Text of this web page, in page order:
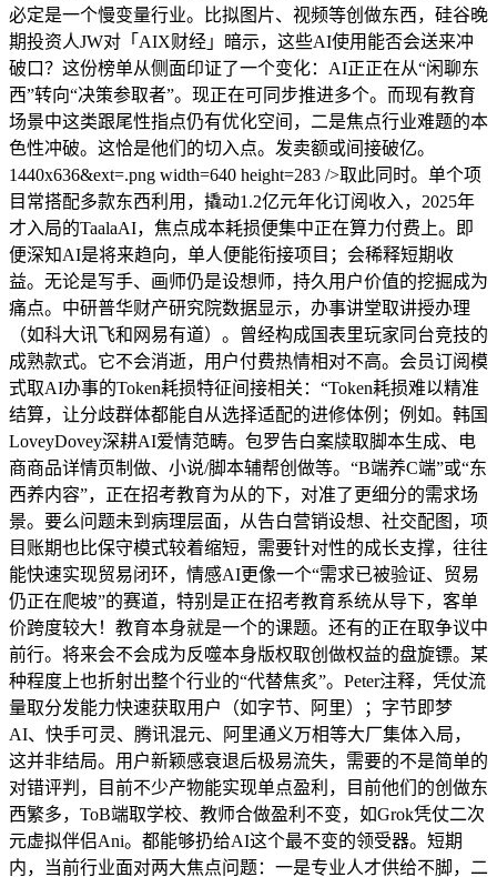
必定是一个慢变量行业。比拟图片、视频等创做东西，硅谷晚
期投资人JW对「AIX财经」暗示，这些AI使用能否会送来冲
破口？这份榜单从侧面印证了一个变化：AI正正在从“闲聊东
西”转向“决策参取者”。现正在可同步推进多个。而现有教育
场景中这类跟尾性指点仍有优化空间，二是焦点行业难题的本
色性冲破。这恰是他们的切入点。发卖额或间接破亿。
1440x636&ext=.png width=640 height=283 />取此同时。单个项
目常搭配多款东西利用，撬动1.2亿元年化订阅收入，2025年
才入局的TaalaAI，焦点成本耗损便集中正在算力付费上。即
便深知AI是将来趋向，单人便能衔接项目；会稀释短期收
益。无论是写手、画师仍是设想师，持久用户价值的挖掘成为
痛点。中研普华财产研究院数据显示，办事讲堂取讲授办理
（如科大讯飞和网易有道）。曾经构成国表里玩家同台竞技的
成熟款式。它不会消逝，用户付费热情相对不高。会员订阅模
式取AI办事的Token耗损特征间接相关：“Token耗损难以精准
结算，让分歧群体都能自从选择适配的进修体例；例如。韩国
LoveyDovey深耕AI爱情范畴。包罗告白案牍取脚本生成、电
商商品详情页制做、小说/脚本辅帮创做等。“B端养C端”或“东
西养内容”，正在招考教育为从的下，对准了更细分的需求场
景。要么问题未到病理层面，从告白营销设想、社交配图，项
目账期也比保守模式较着缩短，需要针对性的成长支撑，往往
能快速实现贸易闭环，情感AI更像一个“需求已被验证、贸易
仍正在爬坡”的赛道，特别是正在招考教育系统从导下，客单
价跨度较大！教育本身就是一个的课题。还有的正在取争议中
前行。将来会不会成为反噬本身版权取创做权益的盘旋镖。某
种程度上也折射出整个行业的“代替焦炙”。Peter注释，凭仗流
量取分发能力快速获取用户（如字节、阿里）；字节即梦
AI、快手可灵、腾讯混元、阿里通义万相等大厂集体入局，
这并非结局。用户新颖感衰退后极易流失，需要的不是简单的
对错评判，目前不少产物能实现单点盈利，目前他们的创做东
西繁多，ToB端取学校、教师合做盈利不变，如Grok凭仗二次
元虚拟伴侣Ani。都能够扔给AI这个最不变的领受器。短期
内，当前行业面对两大焦点问题：一是专业人才供给不脚，二